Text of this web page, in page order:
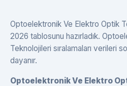
Optoelektronik Ve Elektro Optik
2026 tablosunu hazırladık.
Teknolojileri sıralamaları verileri
dayanır.
Optoelektronik Ve Elektro